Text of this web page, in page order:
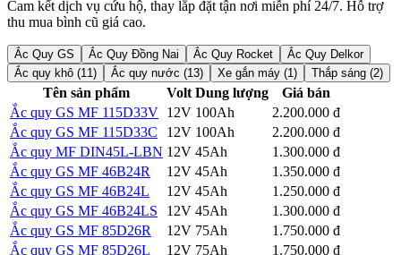
Cam kết dịch vụ cứu hộ, thay lắp đặt tận nơi miễn phí 24/7. Hỗ trợ
thu mua bình cũ giá cao.
Ắc Quy GS Ắc Quy Đồng Nai Ắc Quy Rocket
Ắc Quy Delkor
Ắc quy khô (11)
Ắc quy nước (13) Xe gắn máy (1) Thắp sáng (2)
Tên sản phẩm Volt Dung lượng
Giá bán
Ắc quy GS MF 115D33V 12V 100Ah 2.200.000 đ
Ắc quy GS MF 115D33C
12V 100Ah 2.200.000 đ
Ắc quy MF DIN45L-LBN 12V 45Ah 1.300.000 đ
Ắc quy GS MF 46B24R
12V 45Ah 1.350.000 đ
Ắc quy GS MF 46B24L
12V 45Ah 1.250.000 đ
Ắc quy GS MF 46B24LS
12V 45Ah 1.300.000 đ
Ắc quy GS MF 85D26R
12V 75Ah 1.750.000 đ
Ắc quy GS MF 85D26L
12V 75Ah 1.750.000 đ